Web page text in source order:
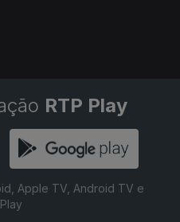
RTP Play
Apple TV, Android TV e